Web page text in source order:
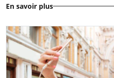
En savoir plus